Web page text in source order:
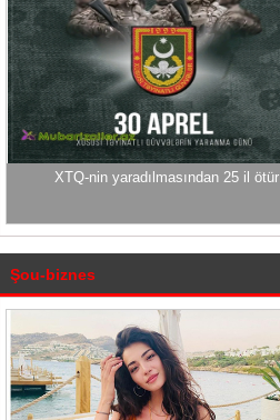
XTQ-nin yaradılmasından 25 il ötür
Şou-biznes